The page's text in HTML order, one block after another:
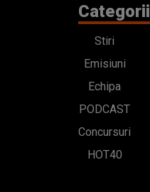
Categorii
Stiri
Emisiuni
Echipa
PODCAST
Concursuri
HOT40